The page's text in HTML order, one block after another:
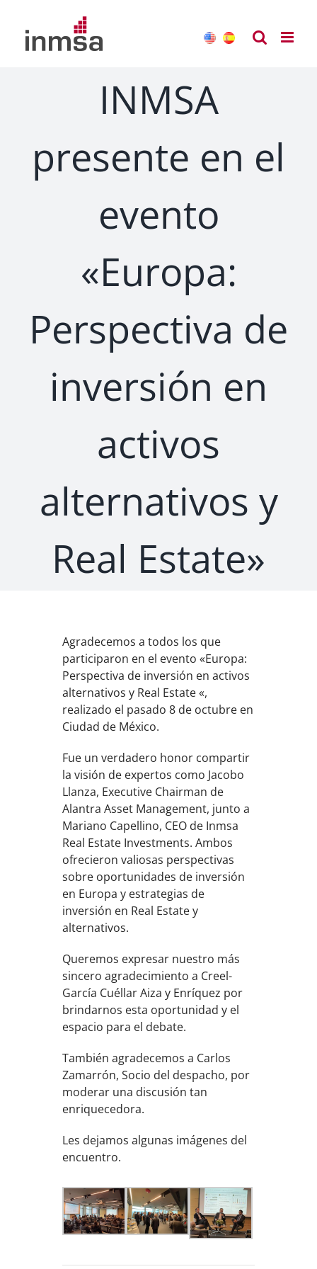
contenido
INMSA
presente en el
evento
«Europa:
Perspectiva de
inversión en
activos
alternativos y
Real Estate»
Agradecemos a todos los que
participaron en el evento «Europa:
Perspectiva de inversión en activos
alternativos y Real Estate «,
realizado el pasado 8 de octubre en
Ciudad de México.
Fue un verdadero honor compartir
la visión de expertos como Jacobo
Llanza, Executive Chairman de
Alantra Asset Management, junto a
Mariano Capellino, CEO de Inmsa
Real Estate Investments. Ambos
ofrecieron valiosas perspectivas
sobre oportunidades de inversión
en Europa y estrategias de
inversión en Real Estate y
alternativos.
Queremos expresar nuestro más
sincero agradecimiento a Creel-
García Cuéllar Aiza y Enríquez por
brindarnos esta oportunidad y el
espacio para el debate.
También agradecemos a Carlos
Zamarrón, Socio del despacho, por
moderar una discusión tan
enriquecedora.
Les dejamos algunas imágenes del
encuentro.